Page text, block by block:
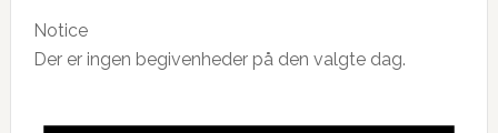
Notice
Der er ingen begivenheder på den valgte dag.